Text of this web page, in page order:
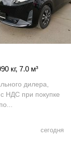
кг, 7.0 м³
дилера,
НДС при покупке
сегодня